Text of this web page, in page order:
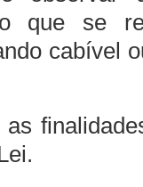
que se
cabível